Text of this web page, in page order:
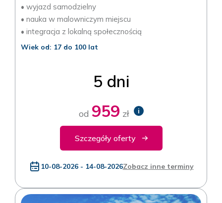
• wyjazd samodzielny
• nauka w malowniczym miejscu
• integracja z lokalną społecznością
Wiek od: 17 do 100 lat
5 dni
od 959 zł i
Szczegóły oferty
10-08-2026 - 14-08-2026Zobacz inne terminy